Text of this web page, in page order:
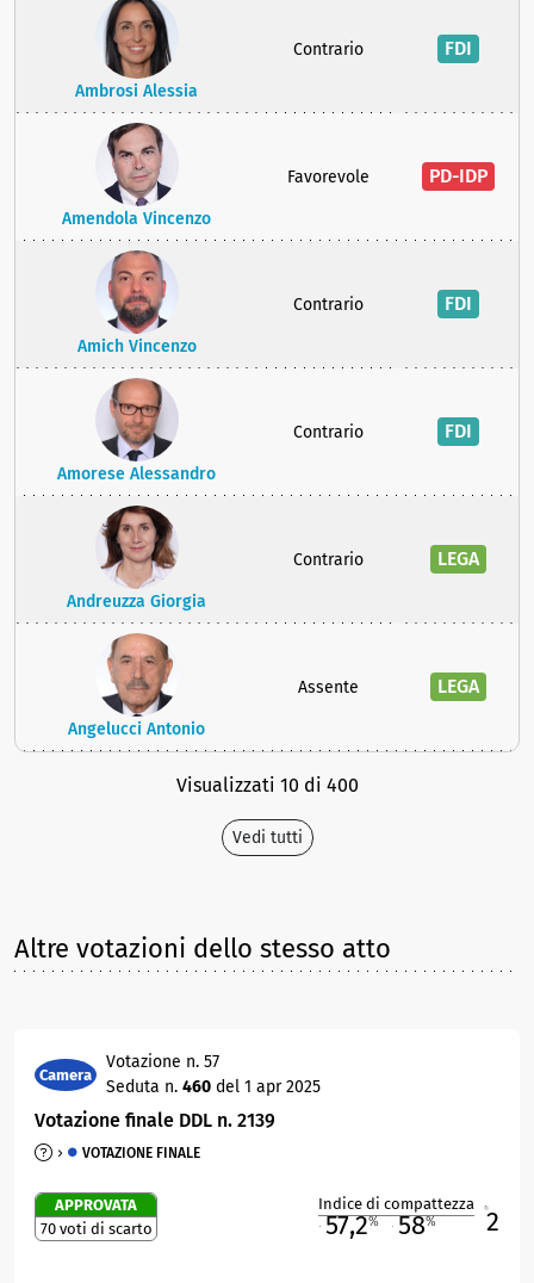
Ambrosi Alessia
Contrario FDI
Amendola Vincenzo
Favorevole PD-IDP
Amich Vincenzo
Contrario FDI
Amorese Alessandro
Contrario FDI
Andreuzza Giorgia
Contrario LEGA
Angelucci Antonio
Assente LEGA
Visualizzati 10 di 400
Vedi tutti
Altre votazioni dello stesso atto
Camera
Votazione n. 57
Seduta n. 460 del 1 apr 2025
Votazione finale DDL n. 2139
VOTAZIONE FINALE
APPROVATA
70 voti di scarto
Indice di compattezza
57,2% 58% 2